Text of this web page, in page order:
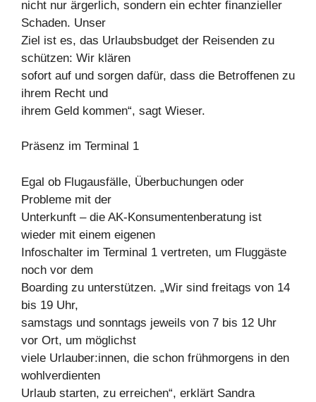
nicht nur ärgerlich, sondern ein echter finanzieller
Schaden. Unser
Ziel ist es, das Urlaubsbudget der Reisenden zu
schützen: Wir klären
sofort auf und sorgen dafür, dass die Betroffenen zu
ihrem Recht und
ihrem Geld kommen“, sagt Wieser.
Präsenz im Terminal 1
Egal ob Flugausfälle, Überbuchungen oder
Probleme mit der
Unterkunft – die AK-Konsumentenberatung ist
wieder mit einem eigenen
Infoschalter im Terminal 1 vertreten, um Fluggäste
noch vor dem
Boarding zu unterstützen. „Wir sind freitags von 14
bis 19 Uhr,
samstags und sonntags jeweils von 7 bis 12 Uhr
vor Ort, um möglichst
viele Urlauber:innen, die schon frühmorgens in den
wohlverdienten
Urlaub starten, zu erreichen“, erklärt Sandra